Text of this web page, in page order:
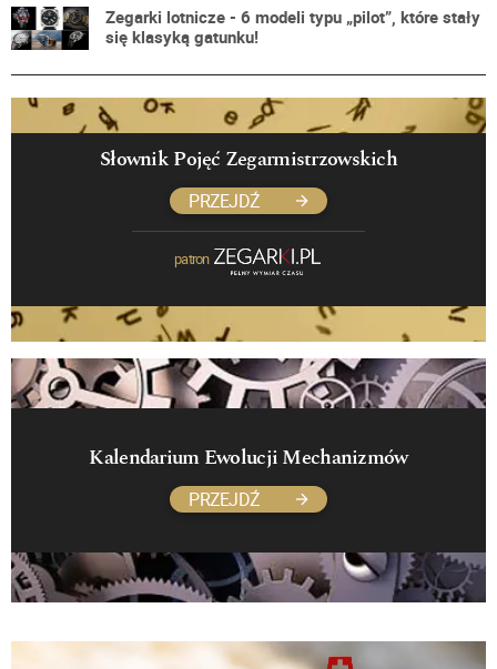
Zegarki lotnicze - 6 modeli typu „pilot”, które stały
się klasyką gatunku!
Słownik Pojęć Zegarmistrzowskich
PRZEJDŹ
patron
Kalendarium Ewolucji Mechanizmów
PRZEJDŹ